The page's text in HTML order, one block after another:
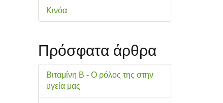
Κινόα
Πρόσφατα άρθρα
Βιταμίνη Β - Ο ρόλος της στην
υγεία μας